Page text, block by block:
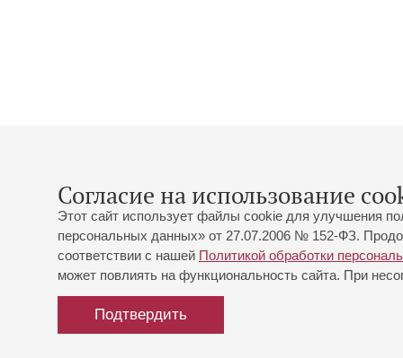
Согласие на использование
Этот сайт использует файлы cookie для улучшения
персональных данных» от 27.07.2006 № 152-ФЗ.
соответствии с нашей Политикой обработки
может повлиять на функциональность сайта. При
Подтвердить